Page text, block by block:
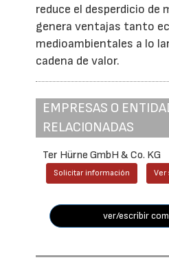
reduce el desperdicio de
genera ventajas tanto
medioambientales a lo
cadena de valor.
EMPRESAS O
RELACIONADAS
Ter Hürne GmbH & Co. KG
Solicitar información Ver
ver/escribir